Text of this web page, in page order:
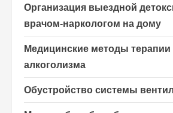
Организация выездной
врачом-наркологом на дому
Медицинские методы терапии
алкоголизма
Обустройство системы